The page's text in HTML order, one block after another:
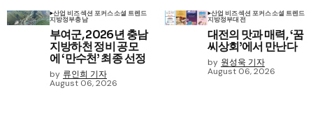
산업 비즈섹션 포커스소셜 트렌드
지방정부충남
부여군, 2026년 충남
지방하천 정비 공모
에 ‘만수천’ 최종 선정
by 류인희 기자
August 06, 2026
산업 비즈섹션 포커스소셜 트렌드
지방정부대전
대전의 맛과 매력, ‘꿈
씨상회’에서 만난다
by 원성욱 기자
August 06, 2026